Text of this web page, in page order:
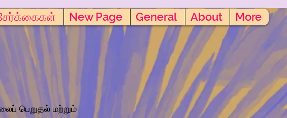
பெறுதல் மற்றும்
New Page General About More